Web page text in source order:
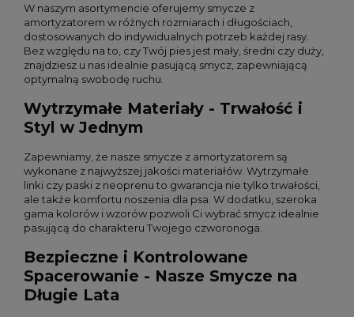
W naszym asortymencie oferujemy smycze z
amortyzatorem w różnych rozmiarach i długościach,
dostosowanych do indywidualnych potrzeb każdej rasy.
Bez względu na to, czy Twój pies jest mały, średni czy duży,
znajdziesz u nas idealnie pasującą smycz, zapewniającą
optymalną swobodę ruchu.
Wytrzymałe Materiały - Trwałość i
Styl w Jednym
Zapewniamy, że nasze smycze z amortyzatorem są
wykonane z najwyższej jakości materiałów. Wytrzymałe
linki czy paski z neoprenu to gwarancja nie tylko trwałości,
ale także komfortu noszenia dla psa. W dodatku, szeroka
gama kolorów i wzorów pozwoli Ci wybrać smycz idealnie
pasującą do charakteru Twojego czworonoga.
Bezpieczne i Kontrolowane
Spacerowanie - Nasze Smycze na
Długie Lata